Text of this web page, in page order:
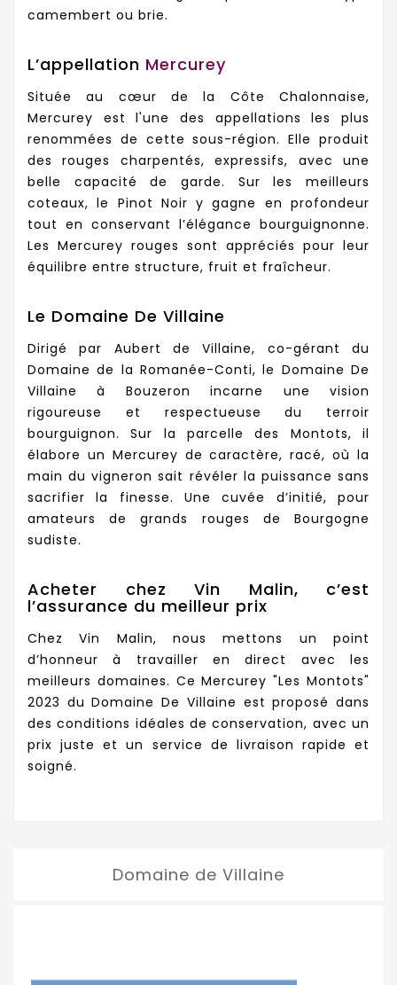
camembert ou brie.
L’appellation Mercurey
Située au cœur de la Côte Chalonnaise,
Mercurey est l'une des appellations les plus
renommées de cette sous-région. Elle produit
des rouges charpentés, expressifs, avec une
belle capacité de garde. Sur les meilleurs
coteaux, le Pinot Noir y gagne en profondeur
tout en conservant l’élégance bourguignonne.
Les Mercurey rouges sont appréciés pour leur
équilibre entre structure, fruit et fraîcheur.
Le Domaine De Villaine
Dirigé par Aubert de Villaine, co-gérant du
Domaine de la Romanée-Conti, le Domaine De
Villaine à Bouzeron incarne une vision
rigoureuse et respectueuse du terroir
bourguignon. Sur la parcelle des Montots, il
élabore un Mercurey de caractère, racé, où la
main du vigneron sait révéler la puissance sans
sacrifier la finesse. Une cuvée d’initié, pour
amateurs de grands rouges de Bourgogne
sudiste.
Acheter chez Vin Malin, c’est
l’assurance du meilleur prix
Chez Vin Malin, nous mettons un point
d’honneur à travailler en direct avec les
meilleurs domaines. Ce Mercurey "Les Montots"
2023 du Domaine De Villaine est proposé dans
des conditions idéales de conservation, avec un
prix juste et un service de livraison rapide et
soigné.
Domaine de Villaine